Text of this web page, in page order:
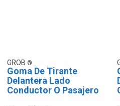
GROB
Goma De Tirante
Delantera Lado
Conductor O Pasajero